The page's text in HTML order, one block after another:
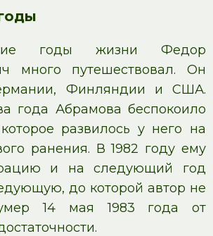
годы жизни Федор
много путешествовал. Он
Финляндии и США.
года Абрамова беспокоило
развилось у него на
ранения. В 1982 году ему
и на следующий год
до которой автор не
14 мая 1983 года от